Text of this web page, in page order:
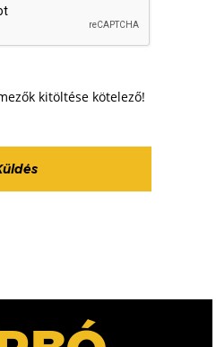
kitöltése kötelező!